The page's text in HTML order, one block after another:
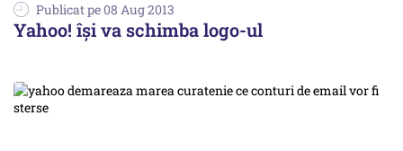
Publicat pe 08 Aug 2013
Yahoo! îşi va schimba logo-ul